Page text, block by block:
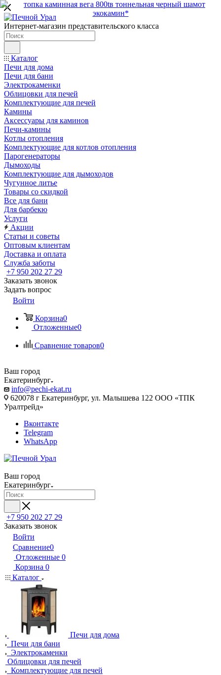
Интернет-магазин представительского класса
Каталог
Печи для дома
Печи для бани
Электрокаменки
Облицовки для печей
Комплектующие для печей
Камины
Аксессуары для каминов
Печи-камины
Котлы отопления
Комплектующие для котлов отопления
Парогенераторы
Дымоходы
Комплектующие для дымоходов
Чугунное литье
Товары со скидкой
Все для бани
Для барбекю
Услуги
Акции
Статьи и советы
Оптовым клиентам
Доставка и оплата
Служба заботы
+7 950 202 27 29
Заказать звонок
Задать вопрос
Войти
Корзина0
Отложенные0
Сравнение товаров0
Ваш город
Екатеринбург
info@pechi-ekat.ru
620078 г Екатеринбург, ул. Малышева 122 ООО «ТПК
Уралтрейд»
Вконтакте
Telegram
WhatsApp
Ваш город
Екатеринбург
+7 950 202 27 29
Заказать звонок
Войти
Сравнение0
Отложенные 0
Корзина 0
Каталог
Печи для дома
Печи для бани
Электрокаменки
Облицовки для печей
Комплектующие для печей